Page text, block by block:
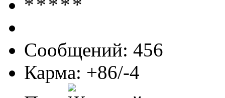
Сообщений: 456
Карма: +86/-4